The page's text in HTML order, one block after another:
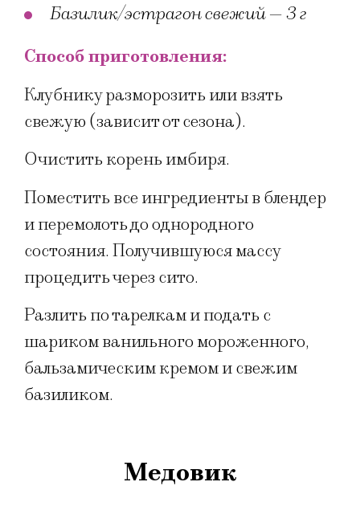
Базилик/эстрагон свежий — 3 г
Способ приготовления:
Клубнику разморозить или взять
свежую (зависит от сезона).
Очистить корень имбиря.
Поместить все ингредиенты в блендер
и перемолоть до однородного
состояния. Получившуюся массу
процедить через сито.
Разлить по тарелкам и подать с
шариком ванильного мороженного,
бальзамическим кремом и свежим
базиликом.
Медовик